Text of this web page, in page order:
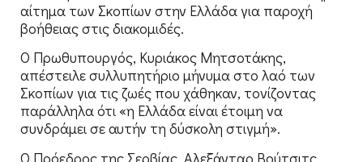
αίτημα των Σκοπίων στην Ελλάδα για παροχή
βοήθειας στις διακομιδές.
Ο Πρωθυπουργός, Κυριάκος Μητσοτάκης,
απέστειλε συλλυπητήριο μήνυμα στο λαό των
Σκοπίων για τις ζωές που χάθηκαν, τονίζοντας
παράλληλα ότι «η Ελλάδα είναι έτοιμη να
συνδράμει σε αυτήν τη δύσκολη στιγμή».
Ο Πρόεδρος της Σερβίας, Αλεξάνταρ Βούτσιτς,